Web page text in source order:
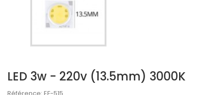
LED 3w - 220v (13.5mm) 3000K